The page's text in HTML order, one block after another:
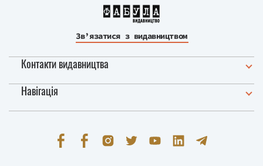
Зв’язатися з видавництвом
Контакти видавництва
Навігація